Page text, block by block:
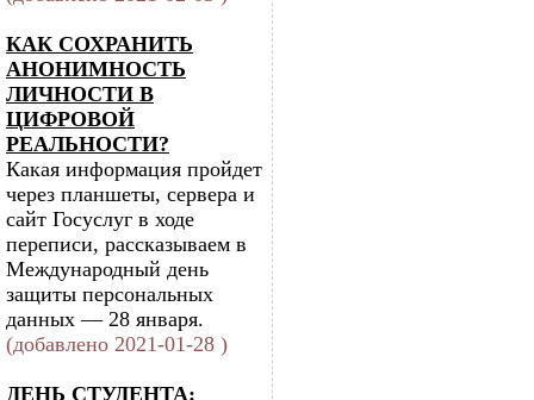
КАК СОХРАНИТЬ
АНОНИМНОСТЬ
ЛИЧНОСТИ В
ЦИФРОВОЙ
РЕАЛЬНОСТИ?
Какая информация пройдет
через планшеты, сервера и
сайт Госуслуг в ходе
переписи, рассказываем в
Международный день
защиты персональных
данных — 28 января.
(добавлено 2021-01-28 )
ДЕНЬ СТУДЕНТА: